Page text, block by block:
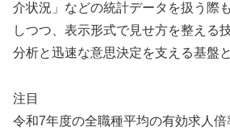
介状況」などの統計データを扱う際
しつつ、表示形式で見せ方を整える
分析と迅速な意思決定を支える基盤
注目
令和7年度の全職種平均の有効求人倍